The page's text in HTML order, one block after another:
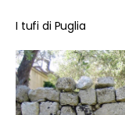
I tufi di Puglia